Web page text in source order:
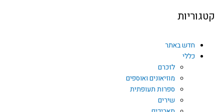
קטגוריות
חדש באתר
כללי
לזכרם
מוזיאונים ואוספים
ספרות תעופתית
שירים